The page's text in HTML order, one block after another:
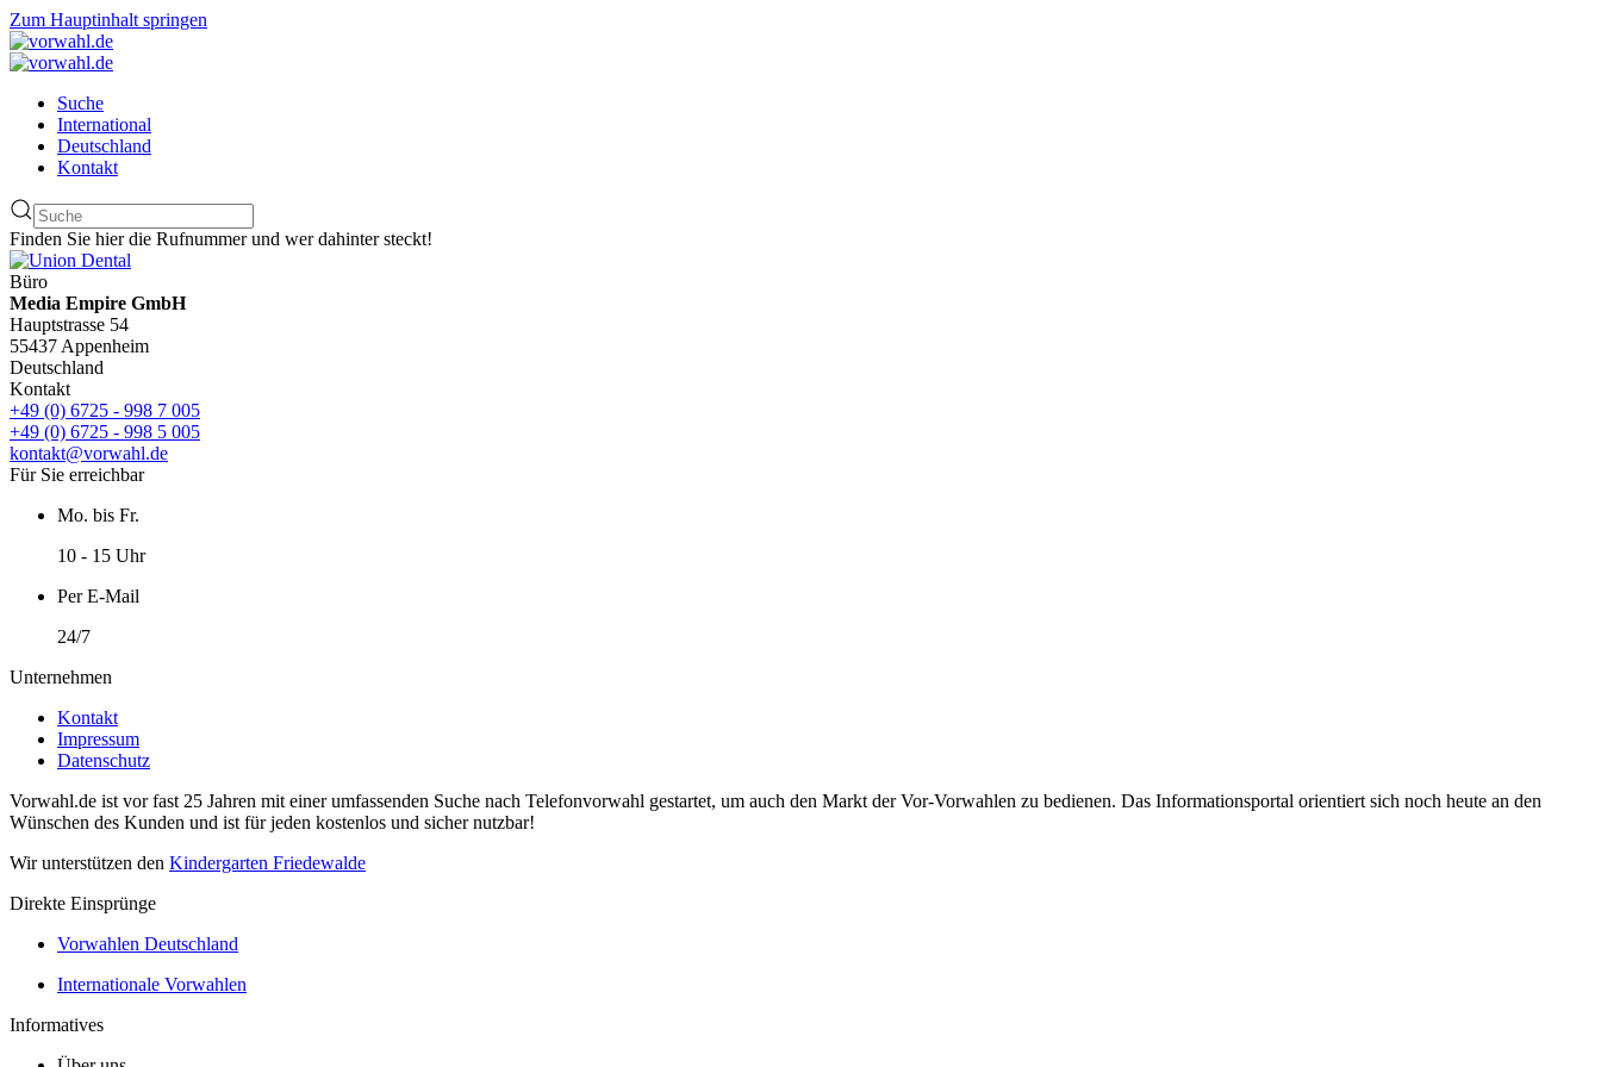
Zum Hauptinhalt springen
Suche
International
Deutschland
Kontakt
Finden Sie hier die Rufnummer und wer dahinter steckt!
Büro
Media Empire GmbH
Hauptstrasse 54
55437 Appenheim
Deutschland
Kontakt
+49 (0) 6725 - 998 7 005
+49 (0) 6725 - 998 5 005
kontakt@vorwahl.de
Für Sie erreichbar
Mo. bis Fr.
10 - 15 Uhr
Per E-Mail
24/7
Unternehmen
Kontakt
Impressum
Datenschutz
Vorwahl.de ist vor fast 25 Jahren mit einer umfassenden Suche nach Telefonvorwahl gestartet, um auch den Markt der Vor-Vorwahlen zu bedienen. Das Informationsportal orientiert sich noch heute an den
Wünschen des Kunden und ist für jeden kostenlos und sicher nutzbar!
Wir unterstützen den Kindergarten Friedewalde
Direkte Einsprünge
Vorwahlen Deutschland
Internationale Vorwahlen
Informatives